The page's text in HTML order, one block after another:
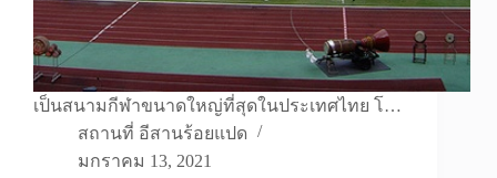
เป็นสนามกีฬาขนาดใหญ่ที่สุดในประเทศไทย โ…
สถานที่ อีสานร้อยแปด
มกราคม 13, 2021